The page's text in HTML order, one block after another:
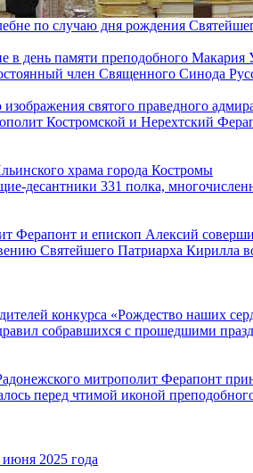
по случаю дня рождения
в день памяти преподобного Макария
член Священного Синода
святого праведного
Костромской и Нерехтский
храма города Костромы
десантники 331 полка,
Ферапонт и епископ Алексий
Святейшего Патриарха Кирилла
конкурса «Рождество наших
собравшихся с прошедшими
митрополит Ферапонт
перед чтимой иконой
2025 года